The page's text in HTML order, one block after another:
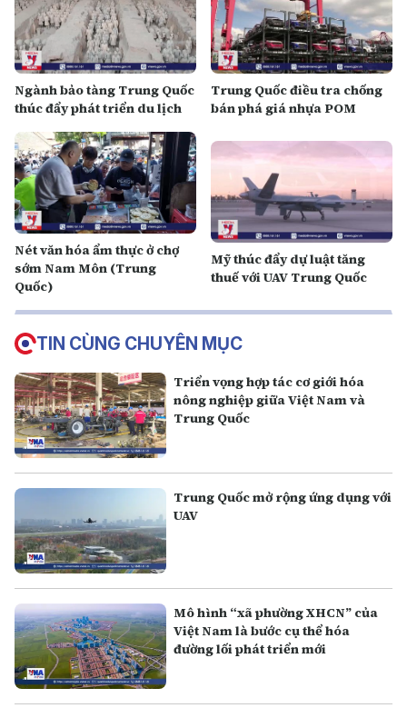
Ngành bảo tàng Trung Quốc
thúc đẩy phát triển du lịch
Trung Quốc điều tra chống
bán phá giá nhựa POM
Nét văn hóa ẩm thực ở chợ
sớm Nam Môn (Trung
Quốc)
Mỹ thúc đẩy dự luật tăng
thuế với UAV Trung Quốc
TIN CÙNG CHUYÊN MỤC
Triển vọng hợp tác cơ giới hóa
nông nghiệp giữa Việt Nam và
Trung Quốc
Trung Quốc mở rộng ứng dụng với
UAV
Mô hình “xã phường XHCN” của
Việt Nam là bước cụ thể hóa
đường lối phát triển mới